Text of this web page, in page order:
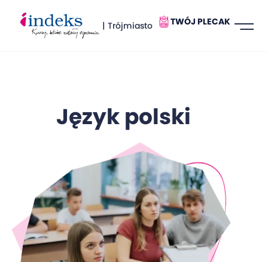
| Trójmiasto TWÓJ PLECAK
Język polski